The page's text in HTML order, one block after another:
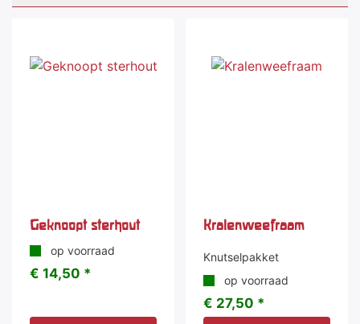
Geknoopt sterhout
op voorraad
€ 14,50 *
Kralenweefraam
Knutselpakket
op voorraad
€ 27,50 *